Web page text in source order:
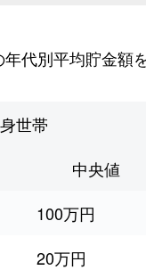
代別平均貯金額
世帯
中央値
100万円
20万円